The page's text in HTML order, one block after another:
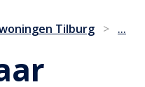
Tilburg > ...